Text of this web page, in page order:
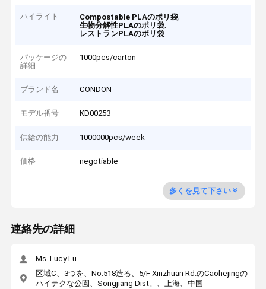
ハイライト Compostable PLAのポリ袋,
生物分解性PLAのポリ袋,
レストランPLAのポリ袋
パッケージの
詳細
1000pcs/carton
ブランド名 CONDON
モデル番号 KD00253
供給の能力 1000000pcs/week
価格 negotiable
多くを見て下さい
連絡先の詳細
Ms. Lucy Lu
区域C、3つを、No.518造る、5/F Xinzhuan Rd.のCaohejingの
ハイテクな公園、Songjiang Dist。、上海、中国